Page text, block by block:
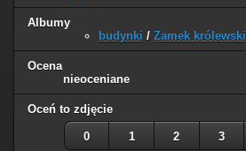
Albumy
budynki / Zamek królewski
Ocena
nieoceniane
Oceń to zdjęcie
0 1 2 3